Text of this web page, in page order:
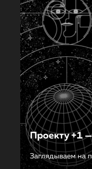
Проекту +1 —
Заглядываем на